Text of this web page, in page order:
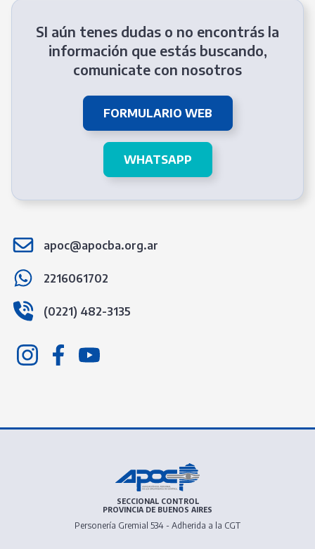
SI aún tenes dudas o no encontrás la
información que estás buscando,
comunicate con nosotros
FORMULARIO WEB
WHATSAPP
apoc@apocba.org.ar
2216061702
(0221) 482-3135
SECCIONAL CONTROL
PROVINCIA DE BUENOS AIRES
Personería Gremial 534 - Adherida a la CGT